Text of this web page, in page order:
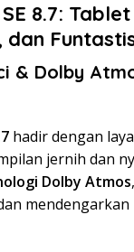
8.7:
dan
& Dolby
hadir dengan
jernih dan
Dolby Atmos
mendengarkan